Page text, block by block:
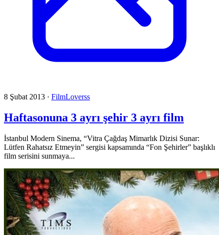
8 Şubat 2013 · FilmLoverss
Haftasonuna 3 ayrı şehir 3 ayrı film
İstanbul Modern Sinema, “Vitra Çağdaş Mimarlık Dizisi Sunar:
Lütfen Rahatsız Etmeyin” sergisi kapsamında “Fon Şehirler” başlıklı
film serisini sunmaya...